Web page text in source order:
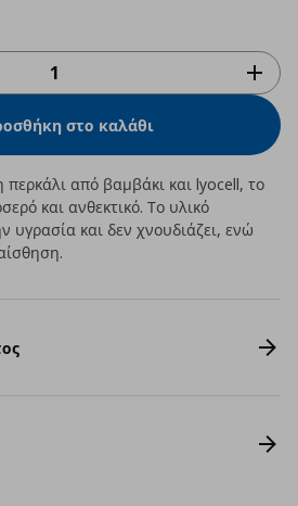
στο καλάθι
από βαμβάκι και lyocell, το
και ανθεκτικό. Το υλικό
υγρασία και δεν χνουδιάζει, ενώ